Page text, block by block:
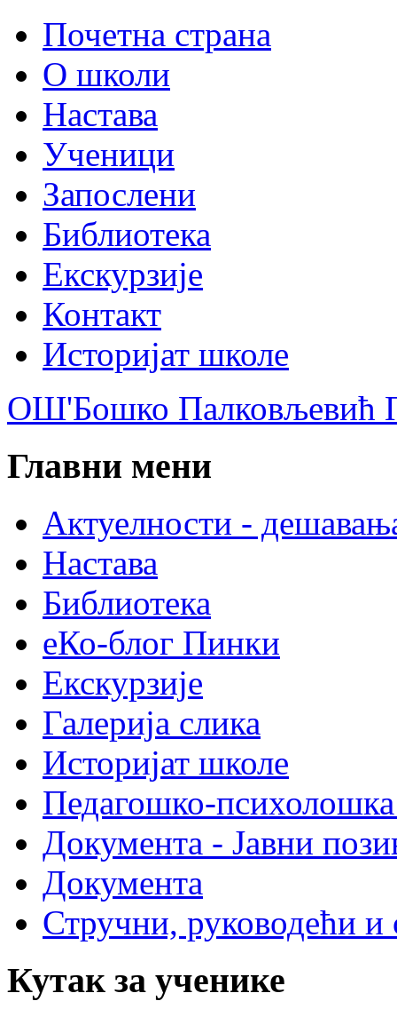
Почетна страна
О школи
Настава
Ученици
Запослени
Библиотека
Екскурзије
Контакт
Историјат школе
ОШ'Бошко Палковљевић
Главни мени
Актуелности -
Настава
Библиотека
еКо-блог Пинки
Екскурзије
Галерија слика
Историјат школе
Педагошко-психолошка
Документа - Јавни
Документа
Стручни, руководећи и
Кутак за ученике